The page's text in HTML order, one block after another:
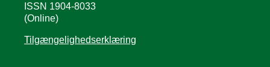
ISSN 1904-8033
(Online)
Tilgængelighedserklæring